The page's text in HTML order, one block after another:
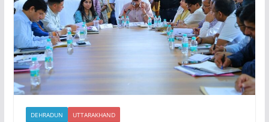
DEHRADUN UTTARAKHAND